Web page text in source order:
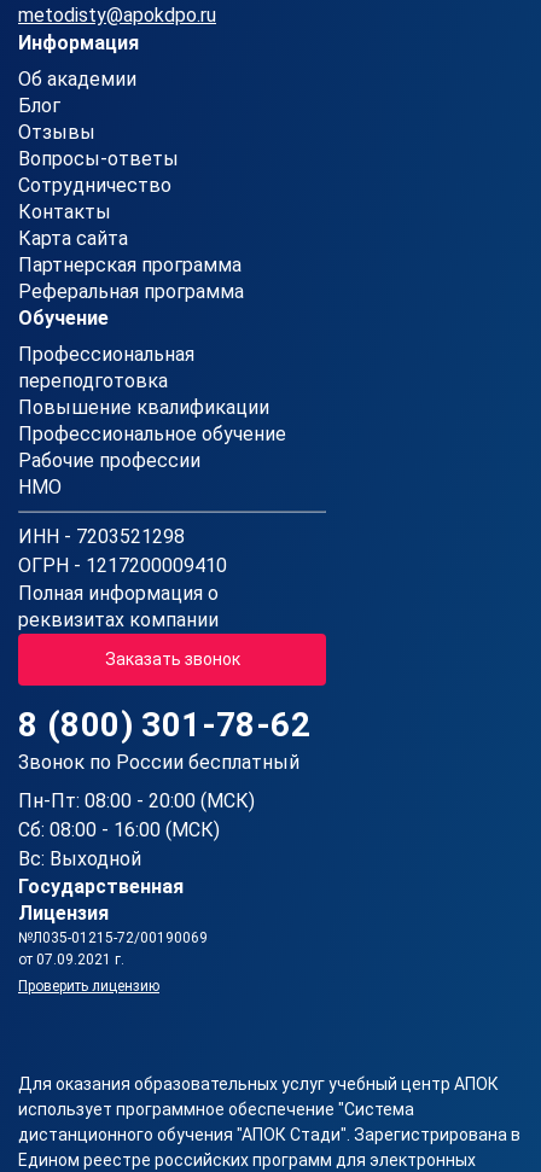
metodisty@apokdpo.ru
Информация
Об академии
Блог
Отзывы
Вопросы-ответы
Сотрудничество
Контакты
Карта сайта
Партнерская программа
Реферальная программа
Обучение
Профессиональная
переподготовка
Повышение квалификации
Профессиональное обучение
Рабочие профессии
НМО
ИНН - 7203521298
ОГРН - 1217200009410
Полная информация о
реквизитах компании
Заказать звонок
8 (800) 301-78-62
Звонок по России бесплатный
Пн-Пт: 08:00 - 20:00 (МСК)
Сб: 08:00 - 16:00 (МСК)
Вс: Выходной
Государственная
Лицензия
№Л035-01215-72/00190069
от 07.09.2021 г.
Проверить лицензию
Для оказания образовательных услуг учебный центр АПОК
использует программное обеспечение "Система
дистанционного обучения "АПОК Стади". Зарегистрирована в
Едином реестре российских программ для электронных